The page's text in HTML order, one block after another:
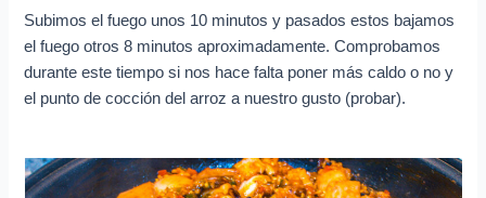
Subimos el fuego unos 10 minutos y pasados estos bajamos
el fuego otros 8 minutos aproximadamente. Comprobamos
durante este tiempo si nos hace falta poner más caldo o no y
el punto de cocción del arroz a nuestro gusto (probar).